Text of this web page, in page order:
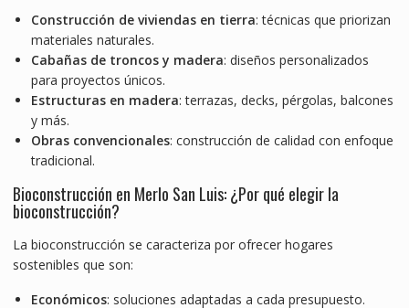
Construcción de viviendas en tierra: técnicas que priorizan
materiales naturales.
Cabañas de troncos y madera: diseños personalizados
para proyectos únicos.
Estructuras en madera: terrazas, decks, pérgolas, balcones
y más.
Obras convencionales: construcción de calidad con enfoque
tradicional.
Bioconstrucción en Merlo San Luis: ¿Por qué elegir la
bioconstrucción?
La bioconstrucción se caracteriza por ofrecer hogares
sostenibles que son:
Económicos: soluciones adaptadas a cada presupuesto.